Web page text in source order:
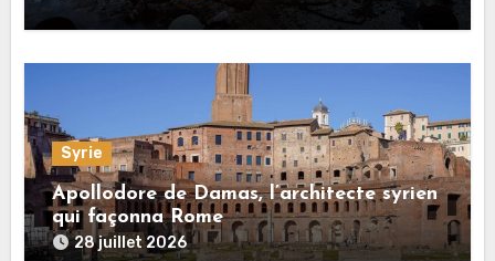
Syrie
Apollodore de Damas, l’architecte syrien
qui façonna Rome
28 juillet 2026